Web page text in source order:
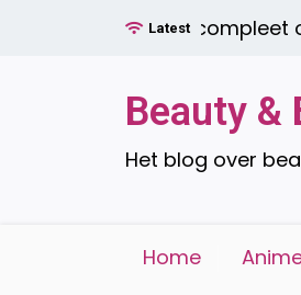
Latest
zijn er? Een compleet
Beauty &
Het blog over
Home